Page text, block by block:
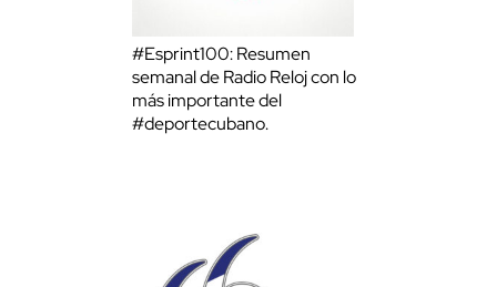
#Esprint100: Resumen
semanal de Radio Reloj con lo
más importante del
#deportecubano.